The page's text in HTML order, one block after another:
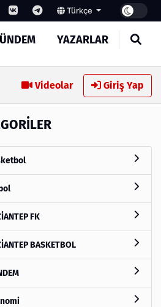
Türkçe
YAZARLAR
Bacuna sürprizi
Videolar Giriş Yap
FK
BASKETBOL